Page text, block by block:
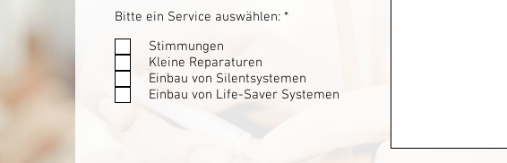
Bitte ein Service auswählen: *P
h
t
Stimmungen
Kleine Reparaturen
Einbau von Silentsystemen
Einbau von Life-Saver Systemen